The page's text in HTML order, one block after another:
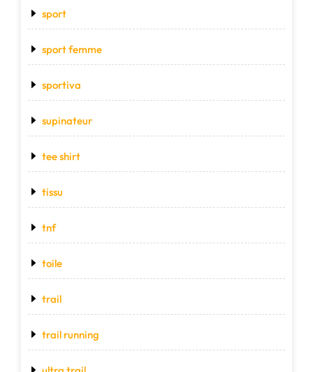
sport
sport femme
sportiva
supinateur
tee shirt
tissu
tnf
toile
trail
trail running